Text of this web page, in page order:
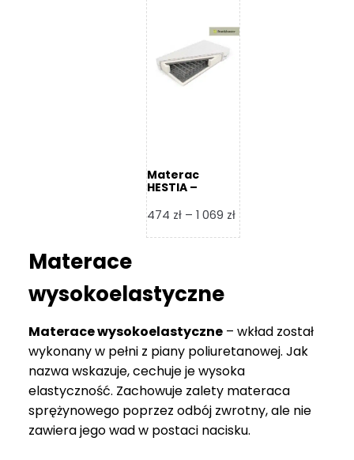
361 zł
do
2
352 zł
Materac
HESTIA –
474 zł – 1 069 złZakres
cen:
069 zł
Materace
wysokoelastyczne
Materace wysokoelastyczne – wkład został
wykonany w pełni z piany poliuretanowej. Jak
nazwa wskazuje, cechuje je wysoka
elastyczność. Zachowuje zalety materaca
sprężynowego poprzez odbój zwrotny, ale nie
zawiera jego wad w postaci nacisku.